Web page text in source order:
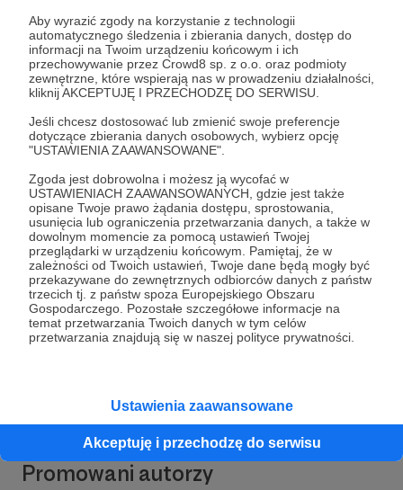
Aby wyrazić zgody na korzystanie z technologii
automatycznego śledzenia i zbierania danych, dostęp do
informacji na Twoim urządzeniu końcowym i ich
przechowywanie przez Crowd8 sp. z o.o. oraz podmioty
zewnętrzne, które wspierają nas w prowadzeniu działalności,
kliknij AKCEPTUJĘ I PRZECHODZĘ DO SERWISU.
Jeśli chcesz dostosować lub zmienić swoje preferencje
dotyczące zbierania danych osobowych, wybierz opcję
"USTAWIENIA ZAAWANSOWANE".
Zgoda jest dobrowolna i możesz ją wycofać w
USTAWIENIACH ZAAWANSOWANYCH, gdzie jest także
opisane Twoje prawo żądania dostępu, sprostowania,
usunięcia lub ograniczenia przetwarzania danych, a także w
dowolnym momencie za pomocą ustawień Twojej
przeglądarki w urządzeniu końcowym. Pamiętaj, że w
zależności od Twoich ustawień, Twoje dane będą mogły być
przekazywane do zewnętrznych odbiorców danych z państw
trzecich tj. z państw spoza Europejskiego Obszaru
Gospodarczego. Pozostałe szczegółowe informacje na
temat przetwarzania Twoich danych w tym celów
przetwarzania znajdują się w naszej polityce prywatności.
Ustawienia zaawansowane
Akceptuję i przechodzę do serwisu
Komentarz użytkownika
Odpowiedz
Dołącz do grona Patronów!
Wesprzyj działalność AutoraLasy i Obywatele
teraz!
Promowani autorzy